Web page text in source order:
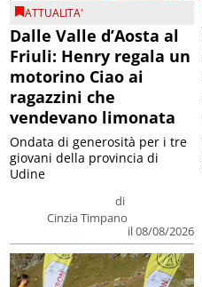
ATTUALITA'
Dalle Valle d’Aosta al
Friuli: Henry regala un
motorino Ciao ai
ragazzini che
vendevano limonata
di
Cinzia Timpano
il 08/08/2026
Ondata di generosità per i tre
giovani della provincia di
Udine